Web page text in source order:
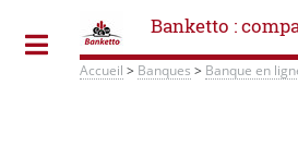
Banketto :
Accueil > Banques > Banque en
Toggle